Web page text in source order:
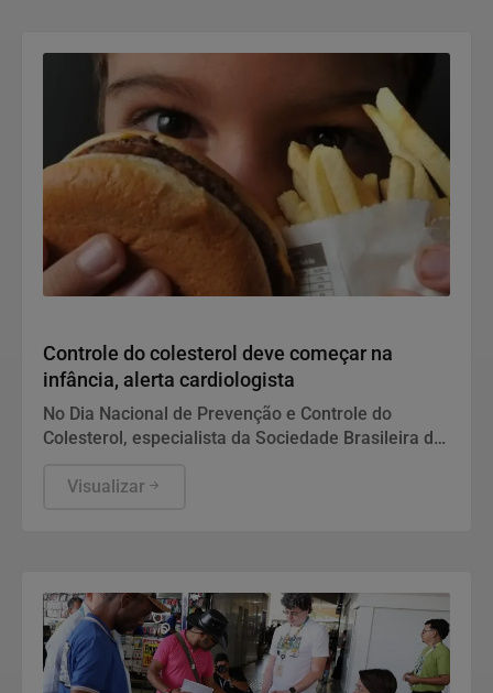
Controle do colesterol deve começar na
infância, alerta cardiologista
No Dia Nacional de Prevenção e Controle do
Colesterol, especialista da Sociedade Brasileira de
anos, alimentação equilibrada e atividade física.
Visualizar